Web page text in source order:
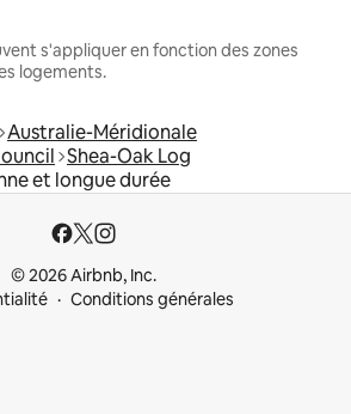
s'appliquer en fonction des zones
logements.
Australie-Méridionale
Shea-Oak Log
et longue durée
© 2026 Airbnb, Inc.
Conditions générales